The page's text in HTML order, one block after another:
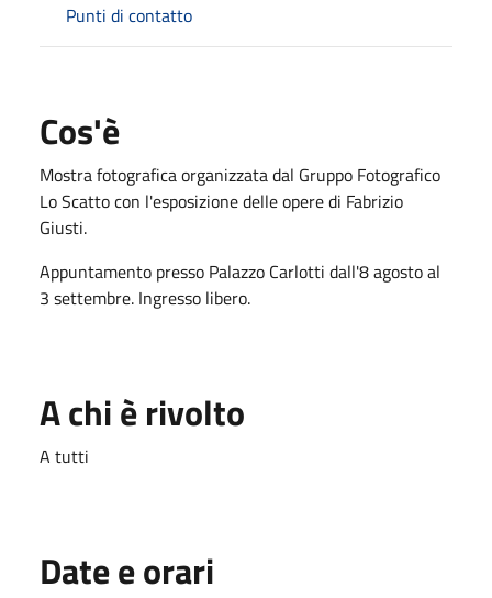
Punti di contatto
Cos'è
Mostra fotografica organizzata dal Gruppo Fotografico
Lo Scatto con l'esposizione delle opere di Fabrizio
Giusti.
Appuntamento presso Palazzo Carlotti dall'8 agosto al
3 settembre. Ingresso libero.
A chi è rivolto
A tutti
Date e orari